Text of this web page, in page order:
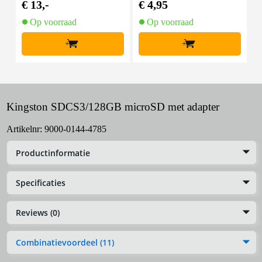
€ 13,-
Op voorraad
+
€ 4,95
Op voorraad
+
Kingston SDCS3/128GB microSD met adapter
Artikelnr: 9000-0144-4785
Productinformatie
Specificaties
Reviews (0)
Combinatievoordeel (11)